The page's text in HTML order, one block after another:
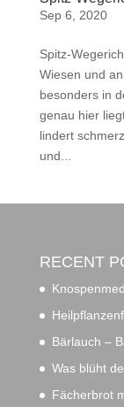
Sep 6, 2020
Spitz-
Wiesen und
besonders in
genau hier
lindert
und...
RECENT
Bärlauch –
Was blüht
Fächerbrot